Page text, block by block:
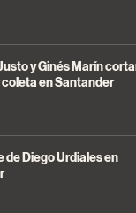
y Ginés Marín
en Santander
de Diego Urdiales en